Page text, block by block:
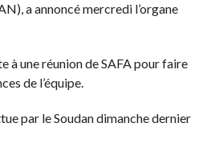
a annoncé mercredi l’organe
à une réunion de SAFA pour faire
de l’équipe.
par le Soudan dimanche dernier